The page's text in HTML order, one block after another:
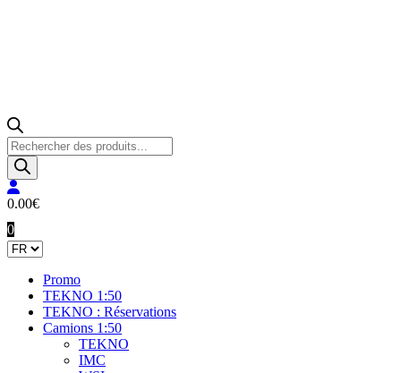
Recherche
de
produits
0.00€
0
Promo
TEKNO 1:50
TEKNO : Réservations
Camions 1:50
TEKNO
IMC